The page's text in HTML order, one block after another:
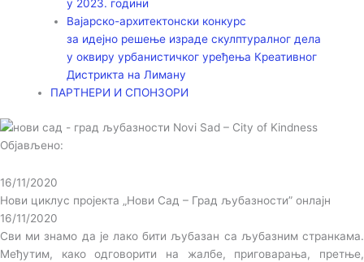
у 2023. години
Вајарско-архитектонски конкурс
за идејно решење израде скулптуралног дела
у оквиру урбанистичког уређења Креативног
Дистрикта на Лиману
ПАРТНЕРИ И СПОНЗОРИ
Објављено:
16/11/2020
Нови циклус пројекта „Нови Сад – Град љубазности” онлајн
16/11/2020
Сви ми знамо да је лако бити љубазан са љубазним странкама.
Међутим, како одговорити на жалбе, приговарања, претње,